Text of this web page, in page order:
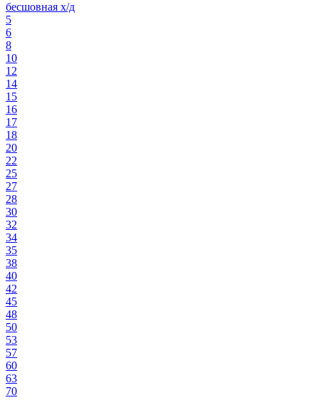
бесшовная х/д
5
6
8
10
12
14
15
16
17
18
20
22
25
27
28
30
32
34
35
38
40
42
45
48
50
53
57
60
63
70